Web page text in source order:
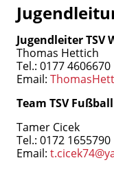
Jugendleiter TSV
Thomas Hettich
Tel.: 0177 4606670
Email:
Team TSV
Tamer Cicek
Tel.: 0172 1655790
Email: